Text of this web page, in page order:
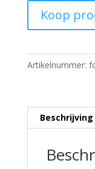
Koop
Artikelnummer:
Beschrijving